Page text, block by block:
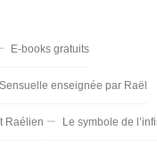
E-books gratuits
enseignée par Raël
Raélien Le symbole de